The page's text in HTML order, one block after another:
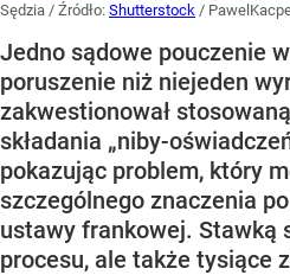
Sędzia / Źródło: Shutterstock /
Jedno sądowe pouczenie
poruszenie niż niejeden
zakwestionował
składania „niby-
pokazując problem, który
szczególnego znaczenia
ustawy frankowej. Stawką
procesu, ale także tysiące